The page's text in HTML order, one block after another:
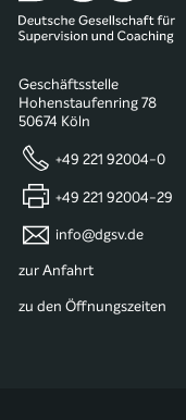
Geschäftsstelle
Hohenstaufenring 78
50674 Köln
+49 221 92004-0
+49 221 92004-29
info@dgsv.de
zur Anfahrt
zu den Öffnungszeiten